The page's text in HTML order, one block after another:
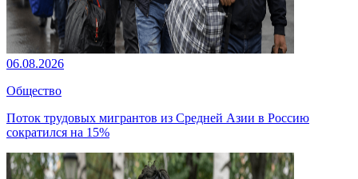
06.08.2026
Общество
Поток трудовых мигрантов из Средней Азии в Россию
сократился на 15%